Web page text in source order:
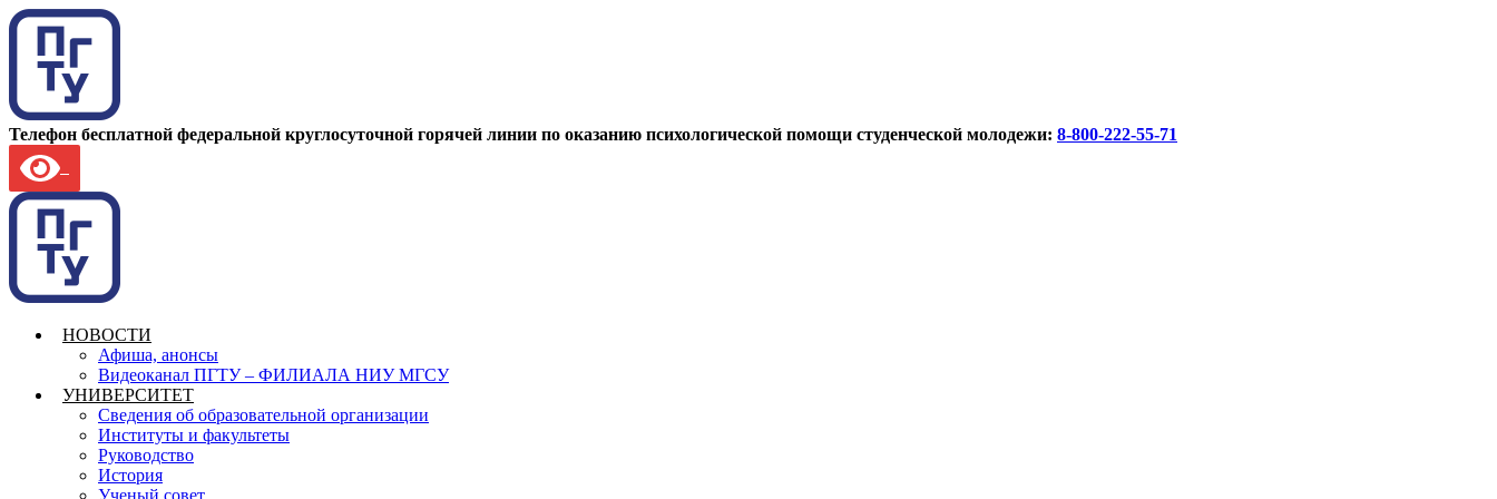
Телефон бесплатной федеральной круглосуточной горячей линии по оказанию психологической помощи студенческой молодежи: 8-800-222-55-71
НОВОСТИ
Афиша, анонсы
Видеоканал ПГТУ – ФИЛИАЛА НИУ МГСУ
УНИВЕРСИТЕТ
Сведения об образовательной организации
Институты и факультеты
Руководство
История
Ученый совет